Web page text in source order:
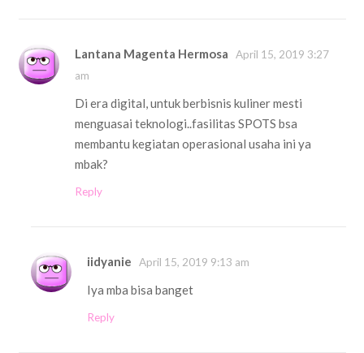
Lantana Magenta Hermosa
April 15, 2019 3:27
am
Di era digital, untuk berbisnis kuliner mesti
menguasai teknologi..fasilitas SPOTS bsa
membantu kegiatan operasional usaha ini ya
mbak?
Reply
iidyanie April 15, 2019 9:13 am
Iya mba bisa banget
Reply